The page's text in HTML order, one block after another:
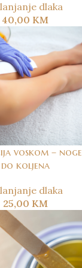
dlaka
40,00 KM
voskom – noge
do koljena
dlaka
25,00 KM